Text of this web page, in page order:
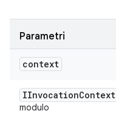
Parametri
context
IInvocationContext
modulo